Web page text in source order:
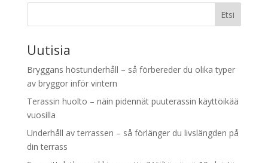
Etsi
Uutisia
Bryggans höstunderhåll – så förbereder du olika typer
av bryggor inför vintern
Terassin huolto – näin pidennät puuterassin käyttöikää
vuosilla
Underhåll av terrassen – så förlänger du livslängden på
din terrass